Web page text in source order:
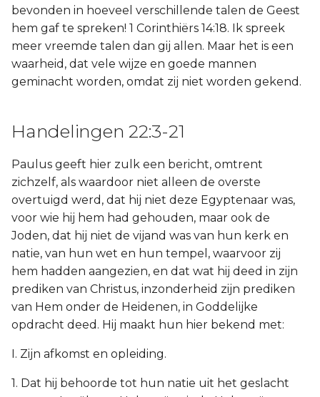
bevonden in hoeveel verschillende talen de Geest
hem gaf te spreken! 1 Corinthiërs 14:18. Ik spreek
meer vreemde talen dan gij allen. Maar het is een
waarheid, dat vele wijze en goede mannen
geminacht worden, omdat zij niet worden gekend.
Handelingen 22:3-21
Paulus geeft hier zulk een bericht, omtrent
zichzelf, als waardoor niet alleen de overste
overtuigd werd, dat hij niet deze Egyptenaar was,
voor wie hij hem had gehouden, maar ook de
Joden, dat hij niet de vijand was van hun kerk en
natie, van hun wet en hun tempel, waarvoor zij
hem hadden aangezien, en dat wat hij deed in zijn
prediken van Christus, inzonderheid zijn prediken
van Hem onder de Heidenen, in Goddelijke
opdracht deed. Hij maakt hun hier bekend met:
I. Zijn afkomst en opleiding.
1. Dat hij behoorde tot hun natie uit het geslacht